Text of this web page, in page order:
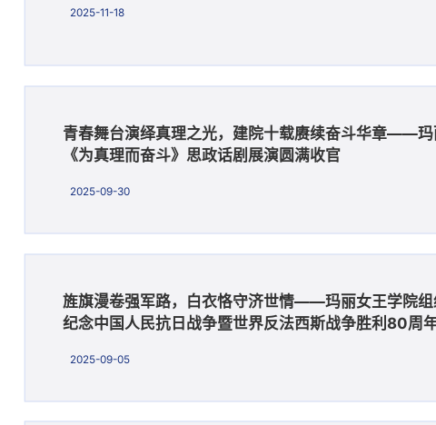
2025-11-18
青春舞台演绎真理之光，建院十载赓续奋斗华章——玛
《为真理而奋斗》思政话剧展演圆满收官
2025-09-30
旌旗漫卷强军路，白衣恪守济世情——玛丽女王学院组
纪念中国人民抗日战争暨世界反法西斯战争胜利80周
2025-09-05